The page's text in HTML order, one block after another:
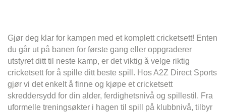
Gjør deg klar for kampen med et komplett cricketsett! Enten
du går ut på banen for første gang eller oppgraderer
utstyret ditt til neste kamp, ​​er det viktig å velge riktig
cricketsett for å spille ditt beste spill. Hos A2Z Direct Sports
gjør vi det enkelt å finne og kjøpe et cricketsett
skreddersydd for din alder, ferdighetsnivå og spillestil. Fra
uformelle treningsøkter i hagen til spill på klubbnivå, tilbyr